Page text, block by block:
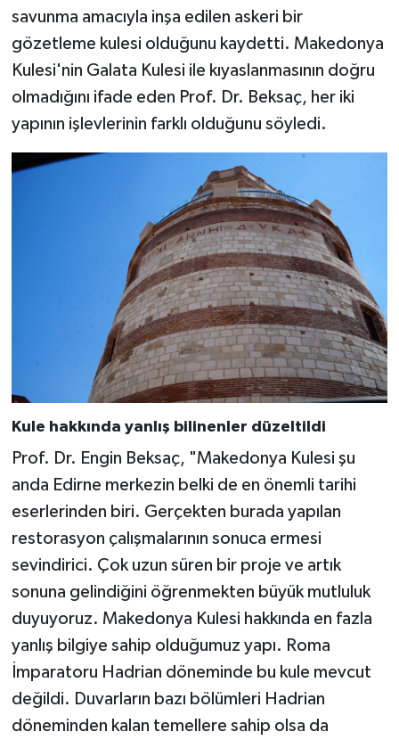
savunma amacıyla inşa edilen askeri bir
gözetleme kulesi olduğunu kaydetti. Makedonya
Kulesi'nin Galata Kulesi ile kıyaslanmasının doğru
olmadığını ifade eden Prof. Dr. Beksaç, her iki
yapının işlevlerinin farklı olduğunu söyledi.
Kule hakkında yanlış bilinenler düzeltildi
Prof. Dr. Engin Beksaç, "Makedonya Kulesi şu
anda Edirne merkezin belki de en önemli tarihi
eserlerinden biri. Gerçekten burada yapılan
restorasyon çalışmalarının sonuca ermesi
sevindirici. Çok uzun süren bir proje ve artık
sonuna gelindiğini öğrenmekten büyük mutluluk
duyuyoruz. Makedonya Kulesi hakkında en fazla
yanlış bilgiye sahip olduğumuz yapı. Roma
İmparatoru Hadrian döneminde bu kule mevcut
değildi. Duvarların bazı bölümleri Hadrian
döneminden kalan temellere sahip olsa da